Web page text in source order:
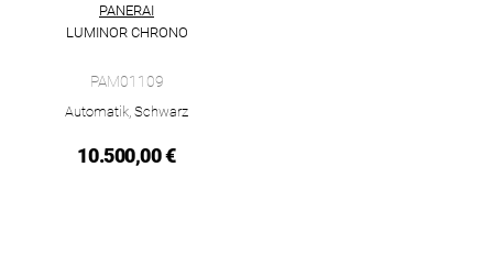
PANERAI
LUMINOR CHRONO
PAM01109
Automatik, Schwarz
10.500,00 €